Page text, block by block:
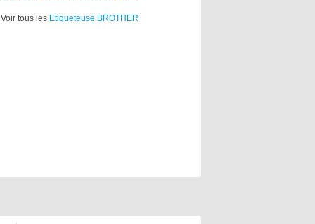
Voir tous les Etiqueteuse BROTHER